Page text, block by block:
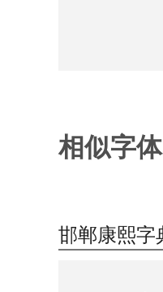
相似字体